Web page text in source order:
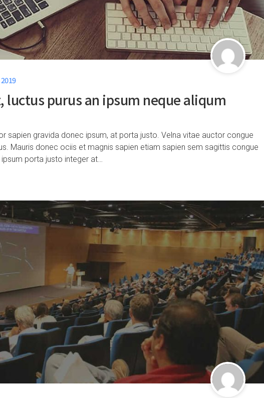
luctus purus an ipsum neque aliqum
sapien gravida donec ipsum, at porta justo. Velna vitae auctor congue
Mauris donec ociis et magnis sapien etiam sapien sem sagittis congue
porta justo integer at…